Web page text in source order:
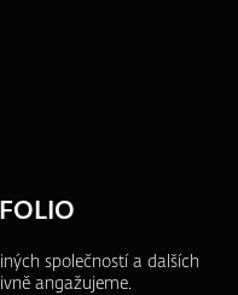
společností a dalších
angažujeme.